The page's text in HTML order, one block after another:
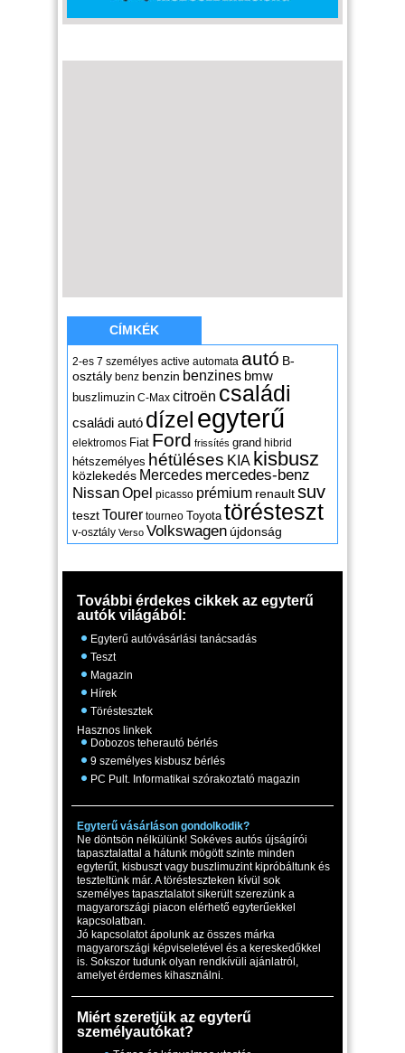
CÍMKÉK
2-es 7 személyes active automata autó B-
osztály benz benzin benzines bmw
buszlimuzin C-Max citroën családi
családi autó dízel egyterű
elektromos Fiat Ford frissítés grand hibrid
hétszemélyes hétüléses KIA kisbusz
közlekedés Mercedes mercedes-benz
NissanOpel picasso prémium renaultsuv
tesztTourer tourneo Toyota törésteszt
v-osztály Verso Volkswagen újdonság
További érdekes cikkek az egyterű
autók világából:
Egyterű autóvásárlási tanácsadás
Teszt
Magazin
Hírek
Töréstesztek
Hasznos linkek
Dobozos teherautó bérlés
9 személyes kisbusz bérlés
PC Pult. Informatikai szórakoztató magazin
Egyterű vásárláson gondolkodik?
Ne döntsön nélkülünk! Sokéves autós újságírói
tapasztalattal a hátunk mögött szinte minden
egyterűt, kisbuszt vagy buszlimuzint kipróbáltunk és
teszteltünk már. A törésteszteken kívül sok
személyes tapasztalatot sikerült szerezünk a
magyarországi piacon elérhető egyterűekkel
kapcsolatban.
Jó kapcsolatot ápolunk az összes márka
magyarországi képviseletével és a kereskedőkkel
is. Sokszor tudunk olyan rendkívüli ajánlatról,
amelyet érdemes kihasználni.
Miért szeretjük az egyterű
személyautókat?